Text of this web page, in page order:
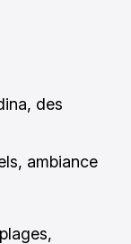
des
ambiance